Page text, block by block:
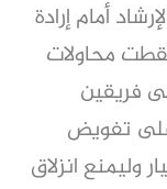
أمام إرادة
محاولات
فريقين
على تفويض
وليمنع انزلاق